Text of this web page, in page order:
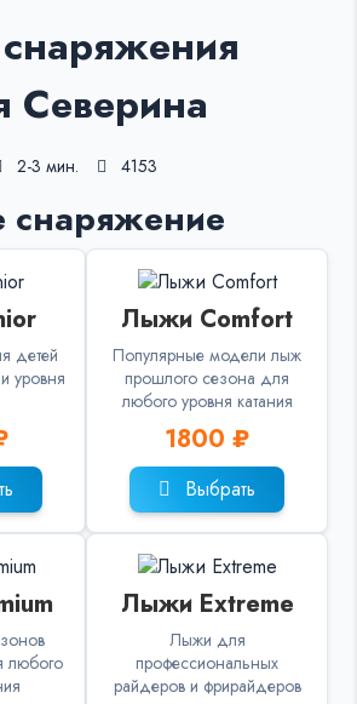
Северина
2-3 мин. 4153
снаряжение
детей
уровня
Лыжи Comfort
Популярные модели лыж
прошлого сезона для
любого уровня катания
1800 ₽
Выбрать
любого
Лыжи Extreme
Лыжи для
профессиональных
райдеров и фрирайдеров